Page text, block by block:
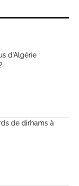
d’Algérie
de dirhams à